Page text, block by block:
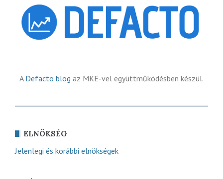
A Defacto blog az MKE-vel együttműködésben készül.
ELNÖKSÉG
Jelenlegi és korábbi elnökségek